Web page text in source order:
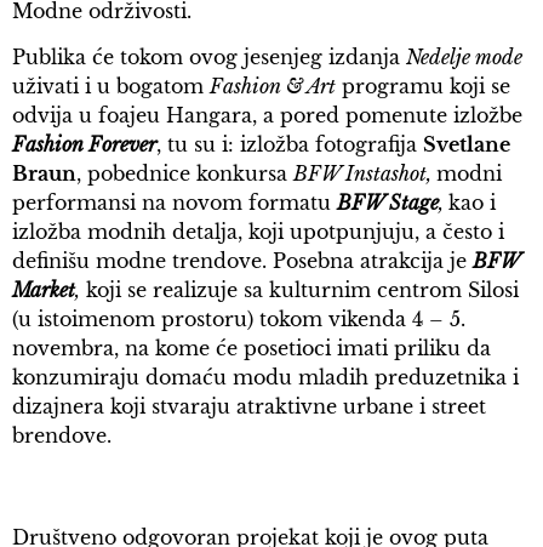
Modne održivosti.
Publika će tokom ovog jesenjeg izdanja Nedelje mode
uživati i u bogatomFashion & Art programu koji se
odvija u foajeu Hangara, a pored pomenute izložbe
Fashion Forever, tu su i: izložba fotografija Svetlane
Braun, pobednice konkursaBFW Instashot, modni
performansi na novom formatuBFW Stage, kao i
izložba modnih detalja, koji upotpunjuju, a često i
definišu modne trendove. Posebna atrakcija jeBFW
Market, koji se realizuje sa kulturnim centrom Silosi
(u istoimenom prostoru) tokom vikenda 4 – 5.
novembra, na kome će posetioci imati priliku da
konzumiraju domaću modu mladih preduzetnika i
dizajnera koji stvaraju atraktivne urbane i street
brendove.
Društveno odgovoran projekat koji je ovog puta